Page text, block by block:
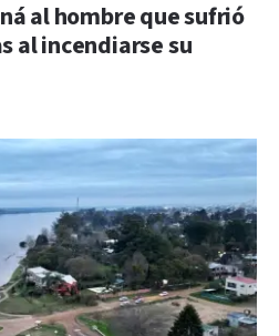
al hombre que sufrió
al incendiarse su